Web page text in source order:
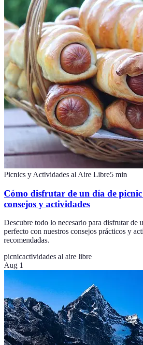
Picnics y Actividades al Aire Libre5 min
Cómo disfrutar de un día de
consejos y actividades
Descubre todo lo necesario para disfrutar de
perfecto con nuestros consejos prácticos y
recomendadas.
picnicactividades al aire libre
Aug 1